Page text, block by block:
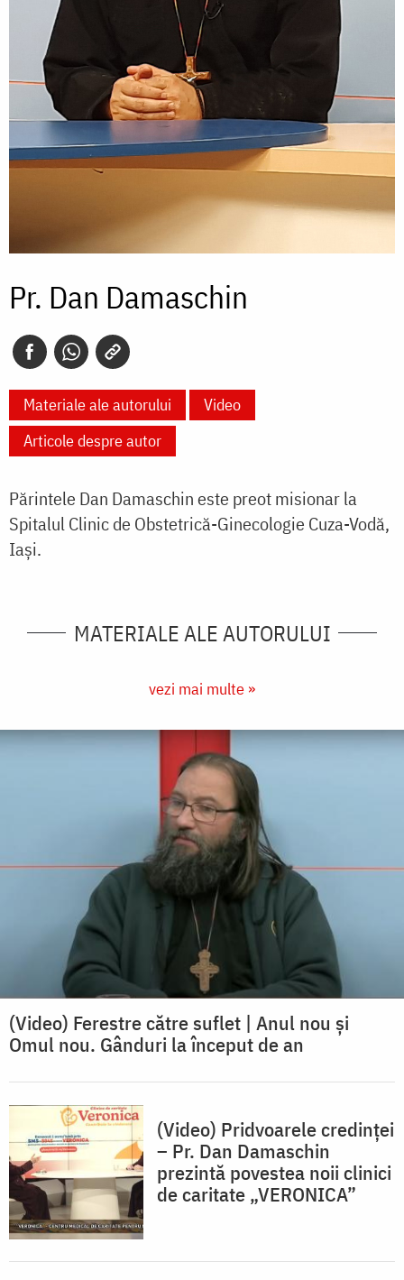
Pr. Dan Damaschin
Materiale ale autorului
Video
Articole despre autor
Părintele Dan Damaschin este preot misionar la
Spitalul Clinic de Obstetrică-Ginecologie Cuza-Vodă,
Iaşi.
MATERIALE ALE AUTORULUI
vezi mai multe »
(Video) Ferestre către suflet | Anul nou și
Omul nou. Gânduri la început de an
(Video) Pridvoarele credinței
– Pr. Dan Damaschin
prezintă povestea noii clinici
de caritate „VERONICA”